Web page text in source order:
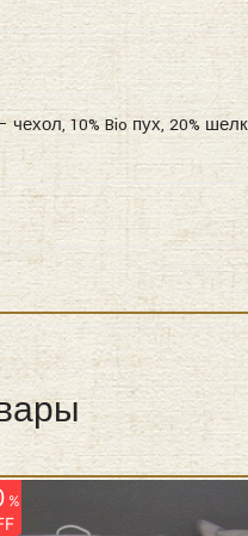
чехол, 10% Bio пух, 20%
%